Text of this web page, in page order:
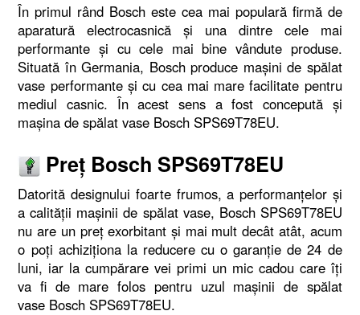
În primul rând Bosch este cea mai populară firmă de
aparatură electrocasnică și una dintre cele mai
performante și cu cele mai bine vândute produse.
Situată în Germania, Bosch produce mașini de spălat
vase performante și cu cea mai mare facilitate pentru
mediul casnic. În acest sens a fost concepută și
mașina de spălat vase Bosch SPS69T78EU.
Preț Bosch SPS69T78EU
Datorită designului foarte frumos, a performanțelor și
a calității mașinii de spălat vase, Bosch SPS69T78EU
nu are un preț exorbitant și mai mult decât atât, acum
o poți achiziționa la reducere cu o garanție de 24 de
luni, iar la cumpărare vei primi un mic cadou care îți
va fi de mare folos pentru uzul mașinii de spălat
vase Bosch SPS69T78EU.